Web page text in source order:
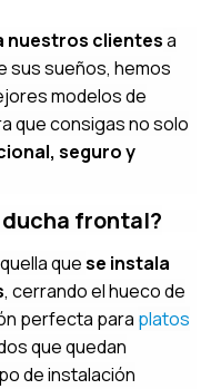
nuestros clientesa
sus sueños, hemos
modelos de
que consigas no solo
seguro y
ducha frontal?
quese instala
, cerrando el hueco de
perfecta para platos
que quedan
de instalación